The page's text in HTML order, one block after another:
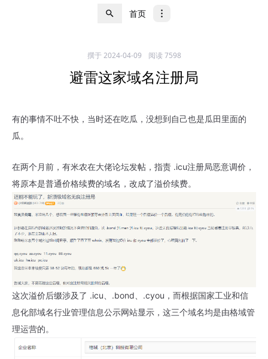
首页
撰于2024-04-09 阅读 7598
避雷这家域名注册局
有的事情不吐不快，当时还在吃瓜，没想到自己也是瓜田里面的
瓜。
在两个月前，有米农在大佬论坛发帖，指责 .icu注册局恶意调价，
将原本是普通价格续费的域名，改成了溢价续费。
这次溢价后缀涉及了 .icu、.bond、.cyou，而根据国家工业和信
息化部域名行业管理信息公示网站显示，这三个域名均是由格域管
理运营的。